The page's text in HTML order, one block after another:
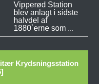
Vipperød Station
blev anlagt i sidste
halvdel af
1880`erne som ...
Krydsningsstation